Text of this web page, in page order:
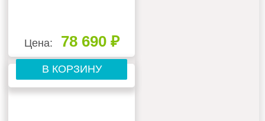
Цена: 78 690 ₽
В КОРЗИНУ